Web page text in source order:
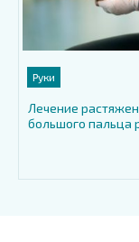
Руки
Лечение
большого пальца